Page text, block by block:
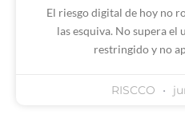
El riesgo digital de hoy no
las esquiva. No supera el
restringido y no
RISCCO